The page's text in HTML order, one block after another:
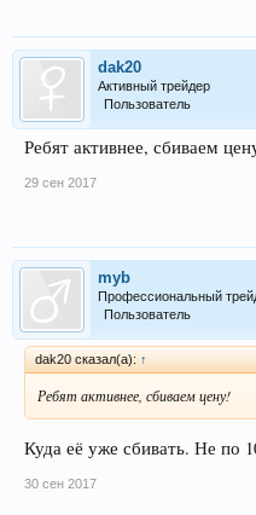
dak20
Активный трейдер
Пользователь
Ребят активнее, сбиваем
29 сен 2017
myb
Профессиональный
Пользователь
dak20 сказал(а): ↑
Ребят активнее, сбиваем цену!
Куда её уже сбивать. Не по
30 сен 2017